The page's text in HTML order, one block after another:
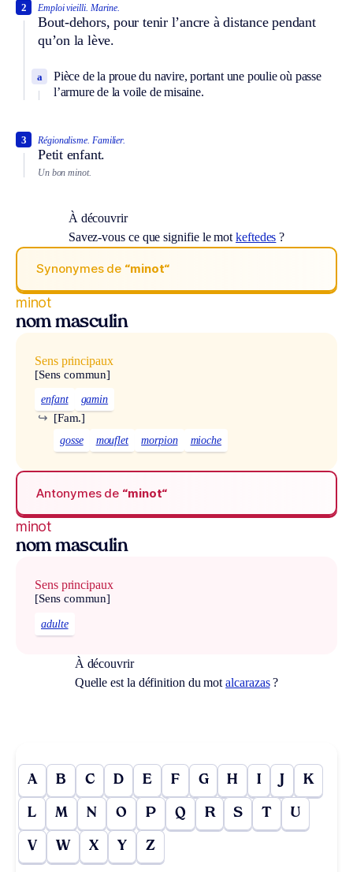
Emploi vieilli. Marine.
Bout-dehors, pour tenir l’ancre à distance pendant
qu’on la lève.
2
Pièce de la proue du navire, portant une poulie où passe
l’armure de la voile de misaine.
a
Régionalisme. Familier.
Petit enfant.
3
Un bon minot.
À découvrir
Savez-vous ce que signifie le motkeftedes ?
Synonymes de “minot“
minot
nom masculin
Sens principaux
[Sens commun]
enfant gamin
[Fam.]
↪
gosse mouflet morpion mioche
Antonymes de “minot“
minot
nom masculin
Sens principaux
[Sens commun]
adulte
À découvrir
Quelle est la définition du motalcarazas?
A B C D E F G H I J K
L M N O P Q R S T U
V W X Y Z